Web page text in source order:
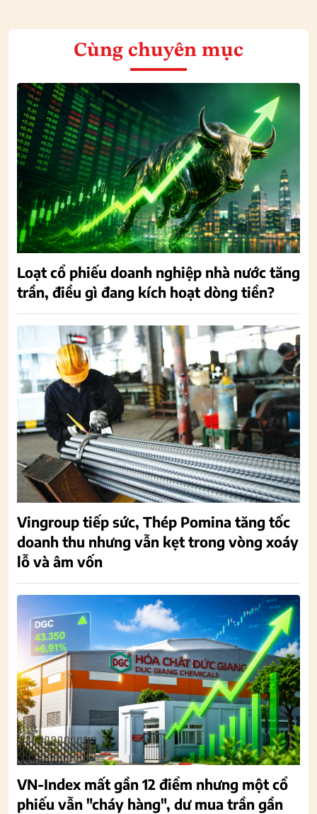
Cùng chuyên mục
Loạt cổ phiếu doanh nghiệp nhà nước tăng
trần, điều gì đang kích hoạt dòng tiền?
Vingroup tiếp sức, Thép Pomina tăng tốc
doanh thu nhưng vẫn kẹt trong vòng xoáy
lỗ và âm vốn
VN-Index mất gần 12 điểm nhưng một cổ
phiếu vẫn "cháy hàng", dư mua trần gần